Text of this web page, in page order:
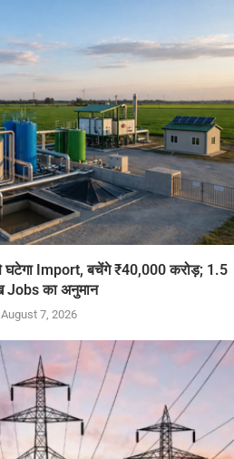
Import, बचेंगे ₹40,000 करोड़; 1.5
Jobs का अनुमान
August 7, 2026